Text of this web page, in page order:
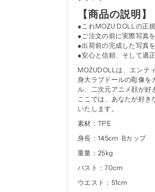
【商品の説明】
●これMOZU DOLLの正
●ご注文の前に実際写真
●出荷前の完成した写真
●安心と信頼、そして適
MOZUDOLLは、エンテ
身大ラブドールの彫像を
ル、二次元アニメ顔が好
ここでは、あなたが好
いたします。
素材：TPE
身長：145cm Bカップ
重量：25kg
バスト：70cm
ウエスト：51cm